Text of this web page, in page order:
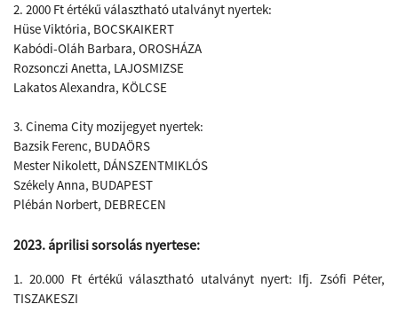
2. 2000 Ft értékű választható utalványt nyertek:
Hüse Viktória, BOCSKAIKERT
Kabódi-Oláh Barbara, OROSHÁZA
Rozsonczi Anetta, LAJOSMIZSE
Lakatos Alexandra, KÖLCSE
3. Cinema City mozijegyet nyertek:
Bazsik Ferenc, BUDAÖRS
Mester Nikolett, DÁNSZENTMIKLÓS
Székely Anna, BUDAPEST
Plébán Norbert, DEBRECEN
2023. áprilisi sorsolás nyertese:
1. 20.000 Ft értékű választható utalványt nyert: Ifj. Zsófi Péter,
TISZAKESZI